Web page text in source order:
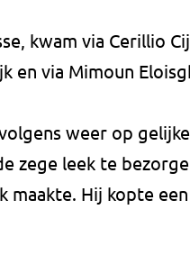
kwam via Cerillio
en via Mimoun
weer op
zege leek te
maakte. Hij kopte